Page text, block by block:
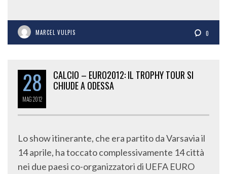
MARCEL VULPIS 0
28
MAG2012
CALCIO – EURO2012: IL TROPHY TOUR SI
CHIUDE A ODESSA
Lo show itinerante, che era partito da Varsavia il
14 aprile, ha toccato complessivamente 14 città
nei due paesi co-organizzatori di UEFA EURO